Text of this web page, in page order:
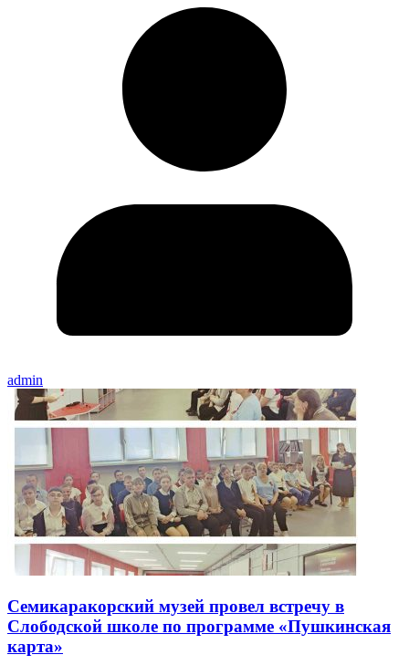
admin
Семикаракорский музей провел встречу в
Слободской школе по программе «Пушкинская
карта»